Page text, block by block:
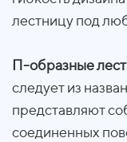
лестницу под
П-образные
следует из
представляют
соединенных